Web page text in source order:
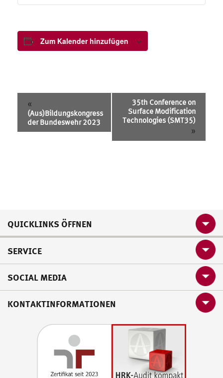
Zum Kalender hinzufügen
Navigation
«
(Aus)Bildungskongress
der Bundeswehr 2023
35th Conference on
Surface Modification
Technologies (SMT35)
»
QUICKLINKS ÖFFNEN
SERVICE
SOCIAL MEDIA
KONTAKTINFORMATIONEN